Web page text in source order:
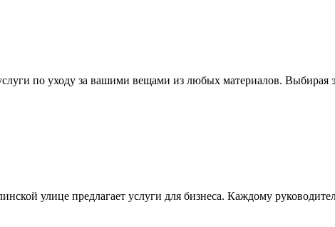
по уходу за вашими вещами из любых материалов. Выбирая
улице предлагает услуги для бизнеса. Каждому